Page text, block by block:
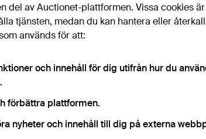
del av Auctionet-plattformen. Vissa cookies
tjänsten, medan du kan hantera eller
används för att:
och innehåll för dig utifrån hur du
förbättra plattformen.
nyheter och innehåll till dig på externa